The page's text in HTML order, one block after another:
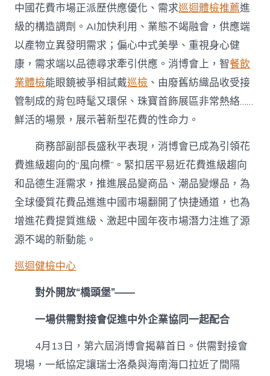
中國花費市場正派歷供應優化、需求巡迴體檢推薦進
級的構造調劑。AI加快利用、業態不竭融會，供應端
以產物立異發明需求；偏心中式美學、重視身心健
康，需求端以品德尋求牽引供應。消博會上，智餐飲
業體檢能眼鏡被爭相試戴巡檢 、由廢舊紡織品收受接
管制成的背包時髦又環保、珠寶首飾展區非常熱絡……
鮮活的場景，展示著新型花費的性命力。
商務部副部長盛秋平表現，消博會已成為引領花
費進級趨向的“風向標”。緊扣居平易近花費進級趨向
和品德生涯需求，推進展品變商品、潮品變爆品，為
全球優質花費品進進中國市場翻開了快捷通道，也為
增進花費提質進級、激起中國年夜市場潛力注進了源
源不竭的新動能。
巡迴健檢中心
對外開放“橋頭堡”——
一場供需對接會促進中外企業協同一起配合
4月13日，第六屆消博會揭幕首日。供需對接會
現場，一紙協定讓瑞士洛桑與海南海口拉近了間隔